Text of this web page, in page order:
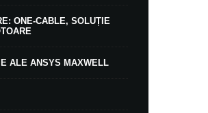
ONE-CABLE, SOLUȚIE
ALE ANSYS MAXWELL